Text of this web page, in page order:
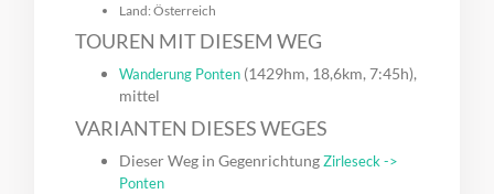
Land: Österreich
TOUREN MIT DIESEM WEG
Wanderung Ponten (1429hm, 18,6km, 7:45h),
mittel
VARIANTEN DIESES WEGES
Dieser Weg in GegenrichtungZirleseck ->
Ponten